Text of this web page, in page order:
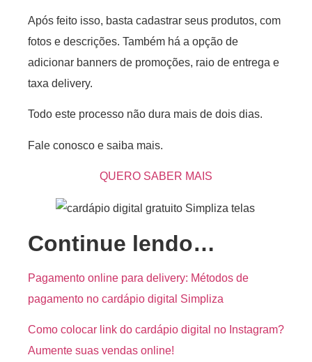
Após feito isso, basta cadastrar seus produtos, com
fotos e descrições. Também há a opção de
adicionar banners de promoções, raio de entrega e
taxa delivery.
Todo este processo não dura mais de dois dias.
Fale conosco e saiba mais.
QUERO SABER MAIS
Continue lendo…
Pagamento online para delivery: Métodos de
pagamento no cardápio digital Simpliza
Como colocar link do cardápio digital no Instagram?
Aumente suas vendas online!